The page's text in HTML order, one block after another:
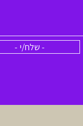
- שלח/י -